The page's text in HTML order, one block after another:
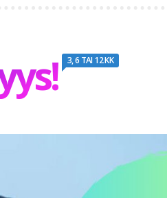
3, 6 TAI 12 KK